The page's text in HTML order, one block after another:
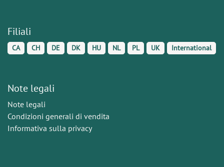
Filiali
CA CH DE DK HU NL PL UK International
Note legali
Note legali
Condizioni generali di vendita
Informativa sulla privacy